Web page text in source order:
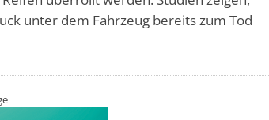
unter dem Fahrzeug bereits zum Tod